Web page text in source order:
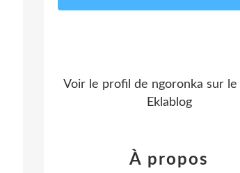
Voir le profil de ngoronka sur le
Eklablog
À propos